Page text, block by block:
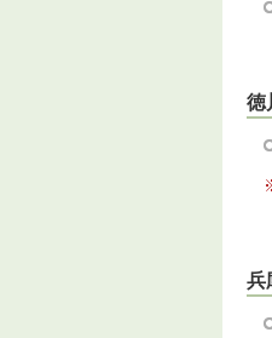
徳
※
兵